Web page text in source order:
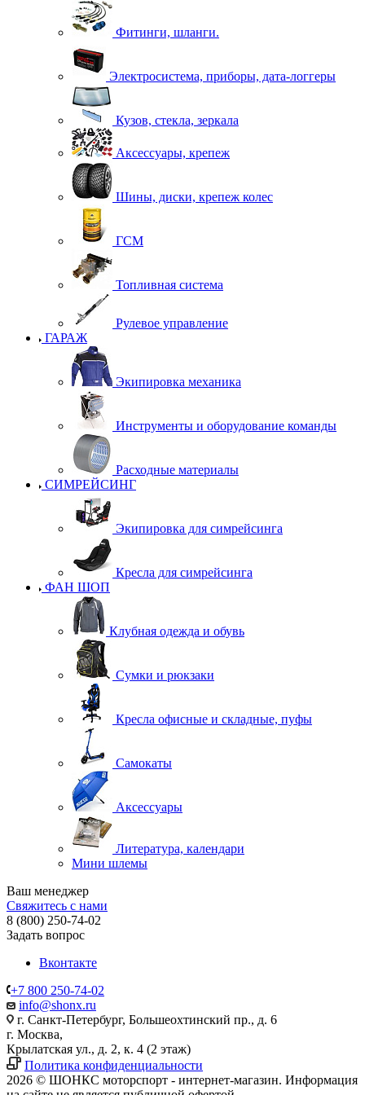
Фитинги, шланги.
Электросистема, приборы, дата-логгеры
Кузов, стекла, зеркала
Аксессуары, крепеж
Шины, диски, крепеж колес
ГСМ
Топливная система
Рулевое управление
ГАРАЖ
Экипировка механика
Инструменты и оборудование команды
Расходные материалы
СИМРЕЙСИНГ
Экипировка для симрейсинга
Кресла для симрейсинга
ФАН ШОП
Клубная одежда и обувь
Сумки и рюкзаки
Кресла офисные и складные, пуфы
Самокаты
Аксессуары
Литература, календари
Мини шлемы
Ваш менеджер
Свяжитесь с нами
8 (800) 250-74-02
Задать вопрос
Вконтакте
+7 800 250-74-02
info@shonx.ru
г. Санкт-Петербург, Большеохтинский пр., д. 6
г. Москва,
Крылатская ул., д. 2, к. 4 (2 этаж)
Политика конфиденциальности
2026 © ШОНКС моторспорт - интернет-магазин. Информация